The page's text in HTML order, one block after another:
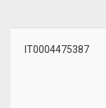
IT0004475387